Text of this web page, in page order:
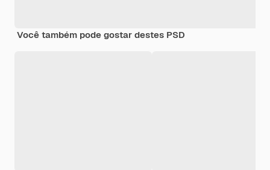
Você também pode gostar destes PSD